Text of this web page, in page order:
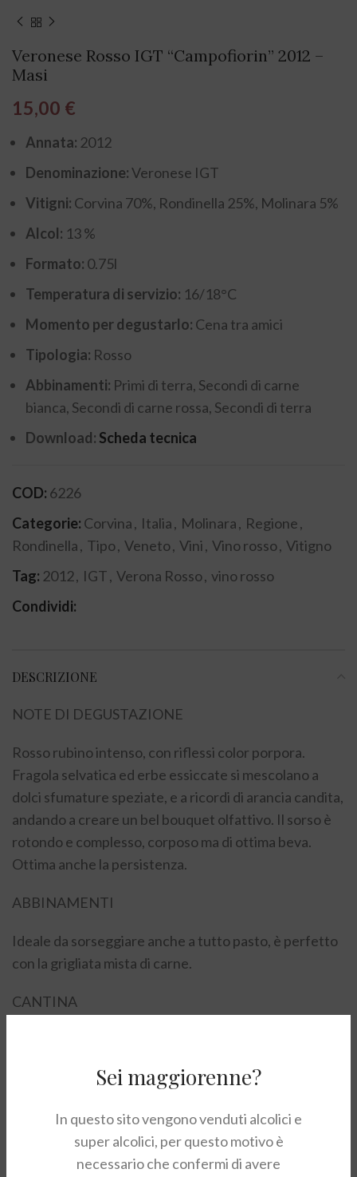
Sei maggiorenne?
In questo sito vengono venduti alcolici e
super alcolici, per questo motivo è
necessario che confermi di avere
Veronese Rosso IGT “Campofiorin” 2012 –
Masi
15,00 €
Annata: 2012
Denominazione:Veronese IGT
Vitigni: Corvina 70%, Rondinella 25%, Molinara 5%
Alcol: 13 %
Formato: 0.75l
Temperatura di servizio: 16/18°C
Momento per degustarlo: Cena tra amici
Tipologia: Rosso
Abbinamenti: Primi di terra, Secondi di carne
bianca, Secondi di carne rossa, Secondi di terra
Download: Scheda tecnica
COD: 6226
Categorie: Corvina, Italia, Molinara, Regione,
Rondinella, Tipo, Veneto, Vini, Vino rosso, Vitigno
Tag: 2012, IGT, Verona Rosso, vino rosso
Condividi:
DESCRIZIONE
NOTE DI DEGUSTAZIONE
Rosso rubino intenso, con riflessi color porpora.
Fragola selvatica ed erbe essiccate si mescolano a
dolci sfumature speziate, e a ricordi di arancia candita,
andando a creare un bel bouquet olfattivo. Il sorso è
rotondo e complesso, corposo ma di ottima beva.
Ottima anche la persistenza.
ABBINAMENTI
Ideale da sorseggiare anche a tutto pasto, è perfetto
con la grigliata mista di carne.
CANTINA
variegato e multiforme, sempre in fermento, con
storici e prestigiosi. Tra questi ultimi non si può non
citare la cantina Masi, impresa di famiglia da ben sette